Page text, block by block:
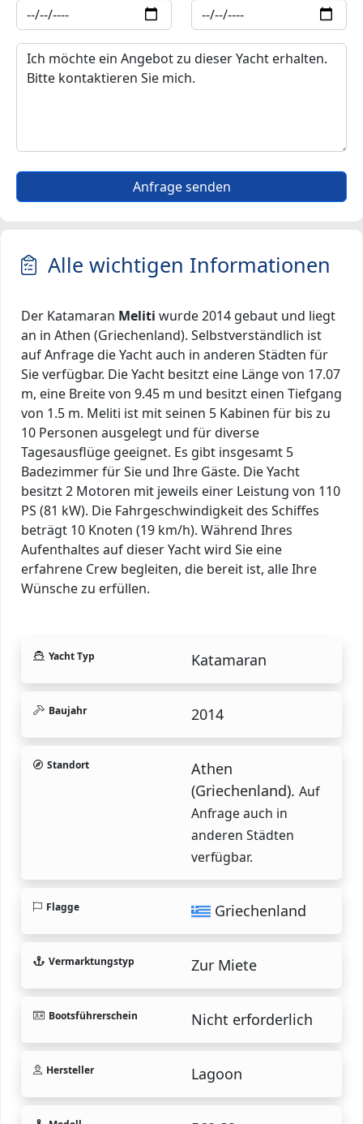
Anfrage senden
Alle wichtigen Informationen
Der Katamaran Meliti wurde 2014 gebaut und liegt
an in Athen (Griechenland). Selbstverständlich ist
auf Anfrage die Yacht auch in anderen Städten für
Sie verfügbar. Die Yacht besitzt eine Länge von 17.07
m, eine Breite von 9.45 m und besitzt einen Tiefgang
von 1.5 m. Meliti ist mit seinen 5 Kabinen für bis zu
10 Personen ausgelegt und für diverse
Tagesausflüge geeignet. Es gibt insgesamt 5
Badezimmer für Sie und Ihre Gäste. Die Yacht
besitzt 2 Motoren mit jeweils einer Leistung von 110
PS (81 kW). Die Fahrgeschwindigkeit des Schiffes
beträgt 10 Knoten (19 km/h). Während Ihres
Aufenthaltes auf dieser Yacht wird Sie eine
erfahrene Crew begleiten, die bereit ist, alle Ihre
Wünsche zu erfüllen.
Yacht Typ Katamaran
Baujahr 2014
Standort
Athen
(Griechenland). Auf
Anfrage auch in
anderen Städten
verfügbar.
Flagge Griechenland
Vermarktungstyp Zur Miete
Bootsführerschein Nicht erforderlich
Hersteller Lagoon